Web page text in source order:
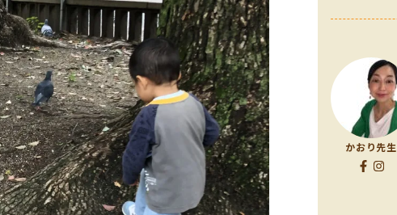
かおり先生